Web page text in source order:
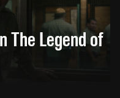
The Legend of